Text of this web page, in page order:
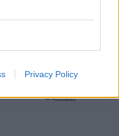
Privacy Policy
2009
del frac...